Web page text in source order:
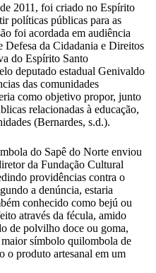
2011, foi criado no Espírito
políticas públicas para as
foi acordada em audiência
Defesa da Cidadania e Direitos
do Espírito Santo
deputado estadual Genivaldo
das comunidades
como objetivo propor, junto
relacionadas à educação,
(Bernardes, s.d.).
do Sapê do Norte enviou
da Fundação Cultural
providências contra o
a denúncia, estaria
conhecido como bejú ou
através da fécula, amido
de polvilho doce ou goma,
símbolo quilombola de
o produto artesanal em um